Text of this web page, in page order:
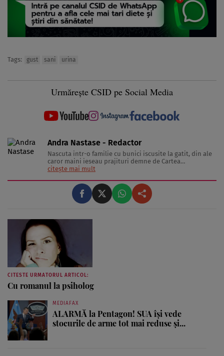
Tags: gust sani urina
Urmărește CSID pe Social Media
Andra Nastase - Redactor
Nascuta intr-o familie cu bunici iscusite la gatit, din ale
caror maini ieseau prajituri demne de Cartea
Recordurilor categoria Gusturi Divine, inzestrata cu un
indragostita de tot ce inseamna delicatesa pe lumea
asta, Pofticioasa scrie despre telina ...
citește mai mult
CITESTE URMATORUL ARTICOL:
Cu romanul la psiholog
MEDIAFAX
ALARMĂ la Pentagon! SUA își vede
stocurile de arme tot mai reduse și...